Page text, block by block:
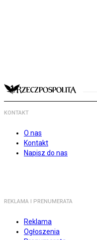
KONTAKT
O nas
Kontakt
Napisz do nas
REKLAMA I PRENUMERATA
Reklama
Ogłoszenia